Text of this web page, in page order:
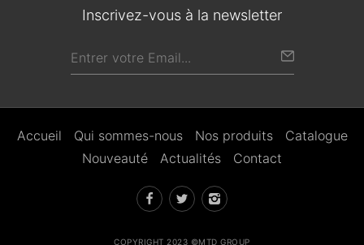
Inscrivez-vous à la newsletter
Accueil Qui sommes-nous Nos produits
Catalogue
Nouveauté
Actualités Contact
COPYRIGHT 2023 ©MTD GROUP